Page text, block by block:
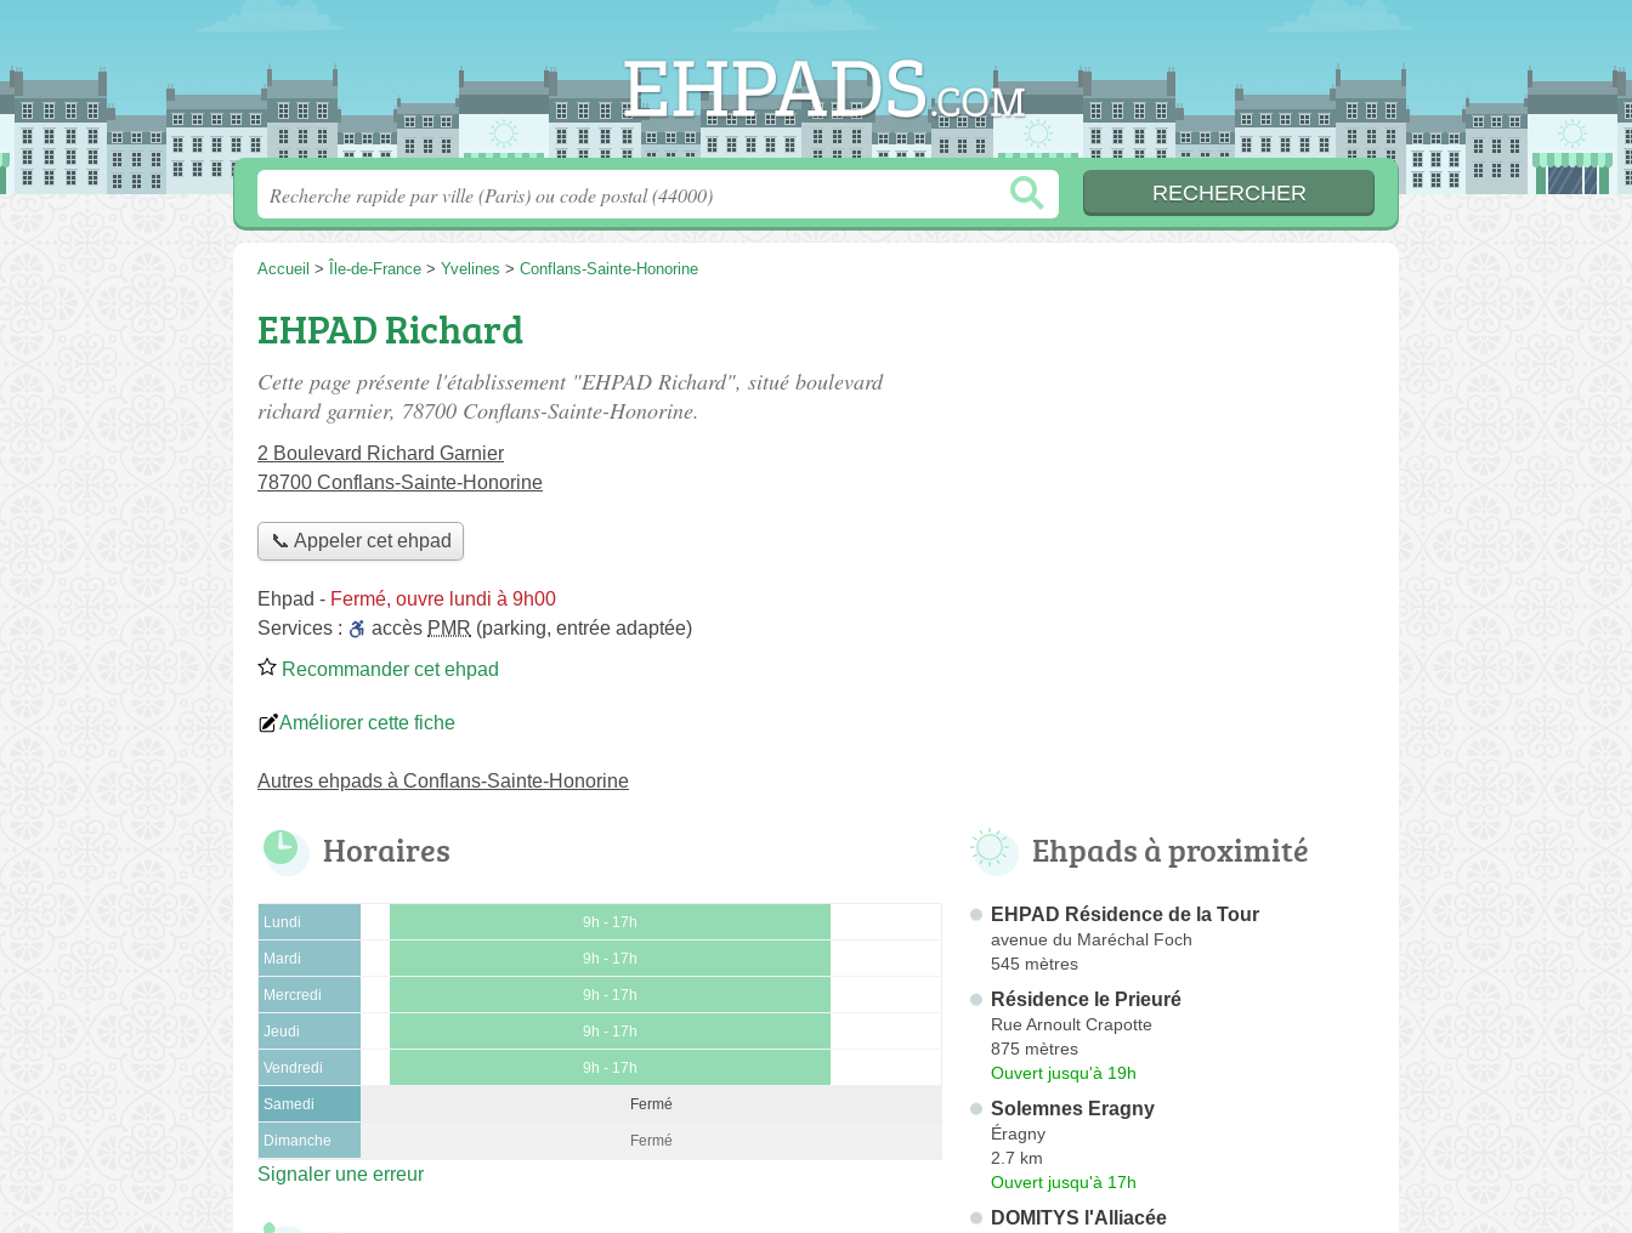
Accueil > Île-de-France > Yvelines > Conflans-Sainte-Honorine
EHPAD Richard
Cette page présente l'établissement "EHPAD Richard", situé boulevard
richard garnier, 78700 Conflans-Sainte-Honorine.
2 Boulevard Richard Garnier
78700 Conflans-Sainte-Honorine
📞 Appeler cet ehpad
Ehpad - Fermé, ouvre lundi à 9h00
Services :
accès PMR (parking, entrée adaptée)
Recommander cet ehpad
Améliorer cette fiche
Autres ehpads à Conflans-Sainte-Honorine
Horaires
Lundi 9h - 17h
Mardi 9h - 17h
Mercredi 9h - 17h
Jeudi 9h - 17h
Vendredi 9h - 17h
Samedi Fermé
Dimanche Fermé
Signaler une erreur
Ehpads à proximité
EHPAD Résidence de la Tour
avenue du Maréchal Foch
545 mètres
Résidence le Prieuré
Rue Arnoult Crapotte
875 mètres
Ouvert jusqu'à 19h
Solemnes Eragny
Éragny
2.7 km
Ouvert jusqu'à 17h
DOMITYS l'Alliacée